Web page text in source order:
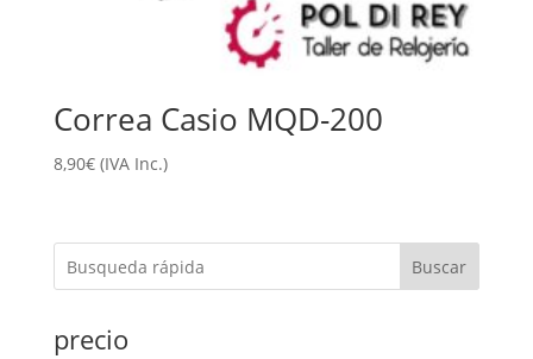
Correa Casio MQD-200
8,90€ (IVA Inc.)
Buscar
precio